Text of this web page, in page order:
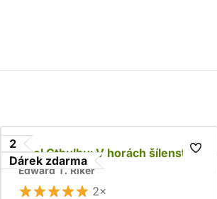
2
Dárek zdarma
Zvol Cthulhu: V horách šílenství
Edward T. Riker
2×